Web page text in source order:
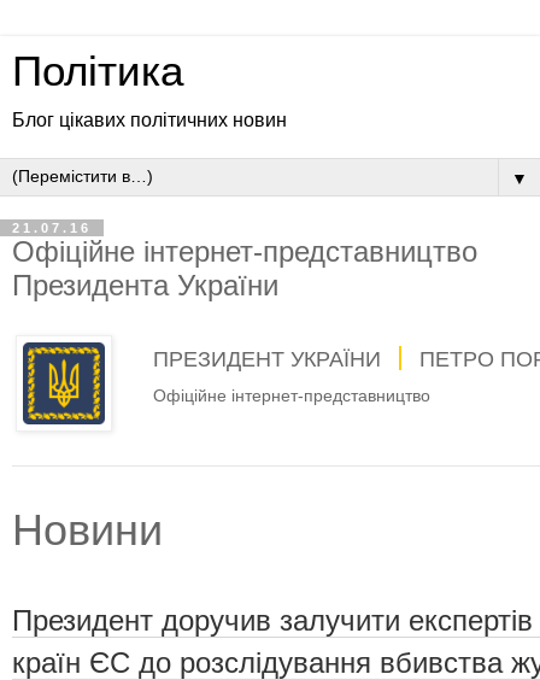
Політика
Блог цікавих політичних новин
▼
21.07.16
Офіційне інтернет-представництво
Президента України
ПРЕЗИДЕНТ УКРАЇНИ ПЕТРО
Офіційне інтернет-представництво
Новини
Президент доручив залучити
країн ЄС до розслідування вбивства